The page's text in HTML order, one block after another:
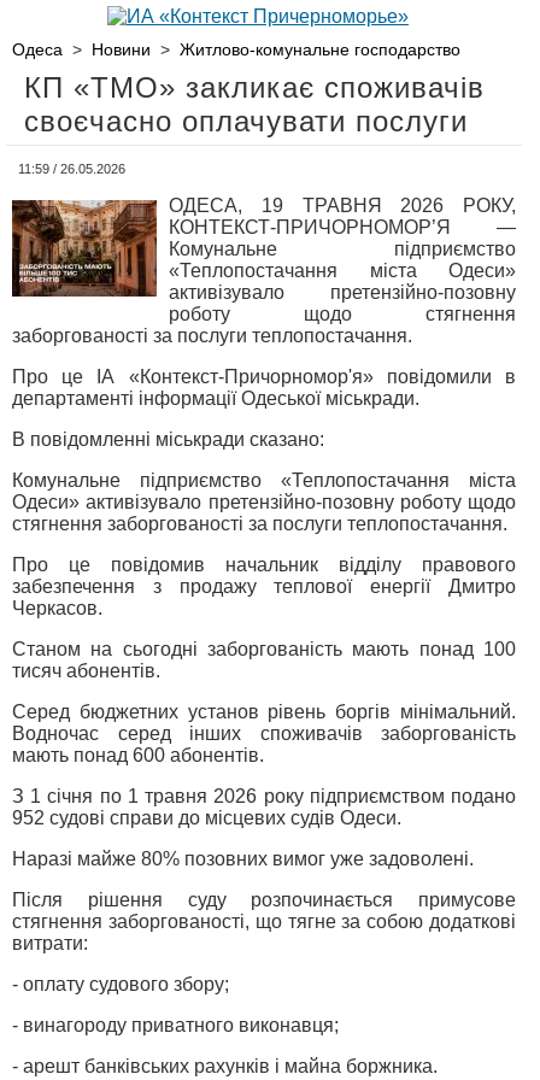
Одеса > Новини > Житлово-комунальне господарство
КП «ТМО» закликає споживачів
своєчасно оплачувати послуги
11:59 / 26.05.2026
ОДЕСА, 19 ТРАВНЯ 2026 РОКУ,
КОНТЕКСТ-ПРИЧОРНОМОР’Я —
Комунальне підприємство
«Теплопостачання міста Одеси»
активізувало претензійно-позовну
роботу щодо стягнення
заборгованості за послуги теплопостачання.
Про це ІА «Контекст-Причорномор'я» повідомили в
департаменті інформації Одеської міськради.
В повідомленні міськради сказано:
Комунальне підприємство «Теплопостачання міста
Одеси» активізувало претензійно-позовну роботу щодо
стягнення заборгованості за послуги теплопостачання.
Про це повідомив начальник відділу правового
забезпечення з продажу теплової енергії Дмитро
Черкасов.
Станом на сьогодні заборгованість мають понад 100
тисяч абонентів.
Серед бюджетних установ рівень боргів мінімальний.
Водночас серед інших споживачів заборгованість
мають понад 600 абонентів.
З 1 січня по 1 травня 2026 року підприємством подано
952 судові справи до місцевих судів Одеси.
Наразі майже 80% позовних вимог уже задоволені.
Після рішення суду розпочинається примусове
стягнення заборгованості, що тягне за собою додаткові
витрати:
- оплату судового збору;
- винагороду приватного виконавця;
- арешт банківських рахунків і майна боржника.